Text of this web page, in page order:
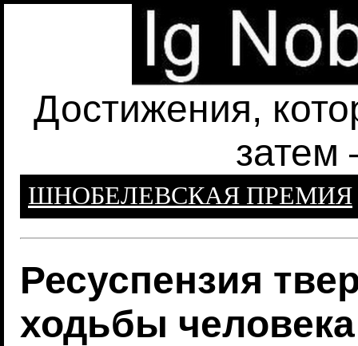
Достижения,
затем
ШНОБЕЛЕВСКАЯ ПРЕМИЯ
Ресуспензия
ходьбы человека